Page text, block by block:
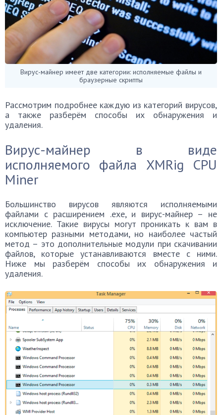
Вирус-майнер имеет две категории: исполняемые файлы и
браузерные скрипты
Рассмотрим подробнее каждую из категорий вирусов,
а также разберём способы их обнаружения и
удаления.
Вирус-майнер в виде
исполняемого файла XMRig CPU
Miner
Большинство вирусов являются исполняемыми
файлами с расширением .exe, и вирус-майнер – не
исключение. Такие вирусы могут проникать к вам в
компьютер разными методами, но наиболее частый
метод – это дополнительные модули при скачивании
файлов, которые устанавливаются вместе с ними.
Ниже мы разберём способы их обнаружения и
удаления.